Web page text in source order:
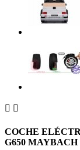
 
COCHE
G650 MAYBACH